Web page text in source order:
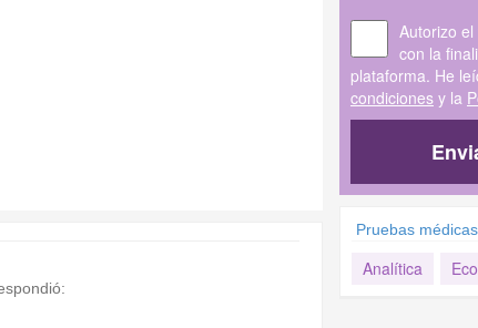
Autorizo
con la
plataforma. He
condicionesy la
Pruebas médicas
Analítica